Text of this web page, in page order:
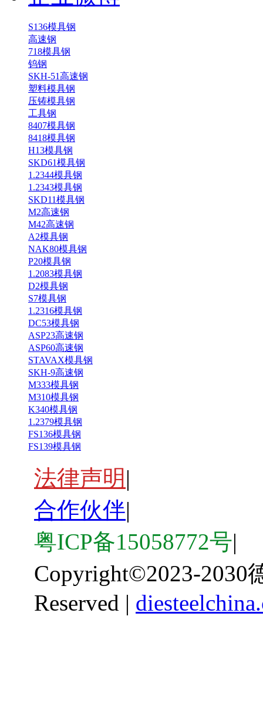
S136模具钢
高速钢
718模具钢
钨钢
SKH-51高速钢
塑料模具钢
压铸模具钢
工具钢
8407模具钢
8418模具钢
H13模具钢
SKD61模具钢
1.2344模具钢
1.2343模具钢
SKD11模具钢
M2高速钢
M42高速钢
A2模具钢
NAK80模具钢
P20模具钢
1.2083模具钢
D2模具钢
S7模具钢
1.2316模具钢
DC53模具钢
ASP23高速钢
ASP60高速钢
STAVAX模具钢
SKH-9高速钢
M333模具钢
M310模具钢
K340模具钢
1.2379模具钢
FS136模具钢
FS139模具钢
法律声明 |
合作伙伴|
粤ICP备15058772号|
Copyright©2023-2030
Reserved |